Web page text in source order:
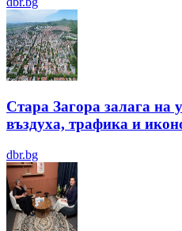
Стара Загора залага на
въздуха, трафика и
dbr.bg